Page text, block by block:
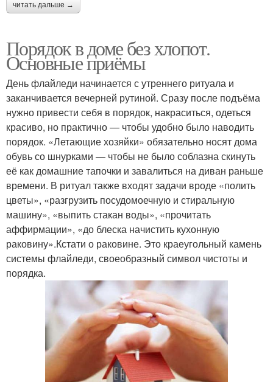
читать дальше →
Порядок в доме без хлопот.
Основные приёмы
День флайледи начинается с утреннего ритуала и
заканчивается вечерней рутиной. Сразу после подъёма
нужно привести себя в порядок, накраситься, одеться
красиво, но практично — чтобы удобно было наводить
порядок. «Летающие хозяйки» обязательно носят дома
обувь со шнурками — чтобы не было соблазна скинуть
её как домашние тапочки и завалиться на диван раньше
времени. В ритуал также входят задачи вроде «полить
цветы», «разгрузить посудомоечную и стиральную
машину», «выпить стакан воды», «прочитать
аффирмации», «до блеска начистить кухонную
раковину».Кстати о раковине. Это краеугольный камень
системы флайледи, своеобразный символ чистоты и
порядка.